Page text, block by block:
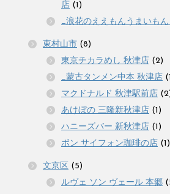
店 (1)
_浪花のええもんうまいも
東村山市 (8)
東京チカラめし 秋津店 (2)
_蒙古タンメン中本 秋津店
マクドナルド 秋津駅前店
あけぼの 三隆新秋津店 (1)
ハニーズバー 新秋津店 (1)
ボン サイフォン珈琲の店 (1)
文京区 (5)
ルヴェ ソン ヴェール 本郷